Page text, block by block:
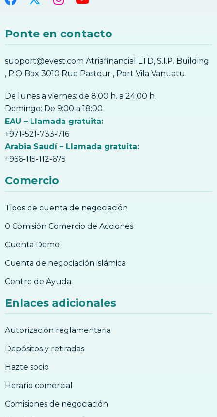
fallos
10. El uso de NLB y WRP velas
10. El uso de NLB y WRP velas
11. Trading OPI, el día de comercio y el
11. Trading OPI, el día de comercio y el
comercio de swing.
6. ¿Qué es la ‘tendencia que negocia’?
Ponte en contacto
support@evest.com Atriafinancial LTD, S.I.P. Building
, P.O Box 3010 Rue Pasteur , Port Vila Vanuatu.
De lunes a viernes: de 8.00 h. a 24.00 h.
Domingo: De 9:00 a 18:00
EAU – Llamada gratuita:
+971-521-733-716
Arabia Saudí – Llamada gratuita:
+966-115-112-675
Comercio
Tipos de cuenta de negociación
0 Comisión Comercio de Acciones
Cuenta Demo
Cuenta de negociación islámica
Centro de Ayuda
Enlaces adicionales
Autorización reglamentaria
Depósitos y retiradas
Hazte socio
Horario comercial
Comisiones de negociación